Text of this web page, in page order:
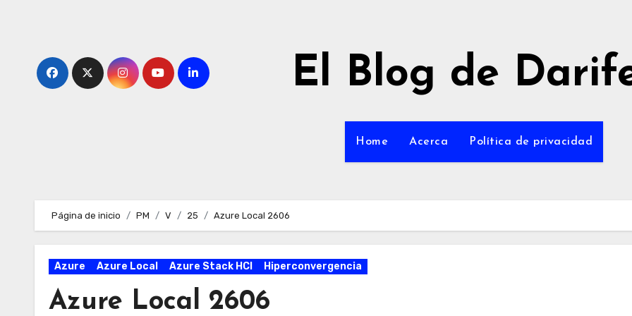
El Blog de
Home Acerca Política de privacidad
Página de inicio PM V 25 Azure Local 2606
Azure Azure Local Azure Stack HCI Hiperconvergencia
Azure Local 2606